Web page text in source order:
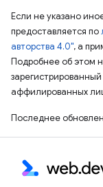
Если не указано
предоставляется по
авторства 4.0", а
Подробнее об этом
аффилированных
Последнее